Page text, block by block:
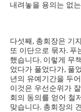
내려놓을 용의는 없
다섯째 , 총회장은 기
또 이단으로 묶자. 푸
했습니다. 이렇게 무
었다가 풀었다가, 풀
년의 유예기간을 두
이것은 우선순위가
회의 동의를 얻어 철
맞습니다. 총회장의